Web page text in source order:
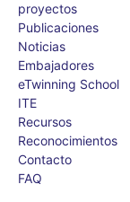
proyectos
Publicaciones
Noticias
Embajadores
eTwinning School
ITE
Recursos
Reconocimientos
Contacto
FAQ